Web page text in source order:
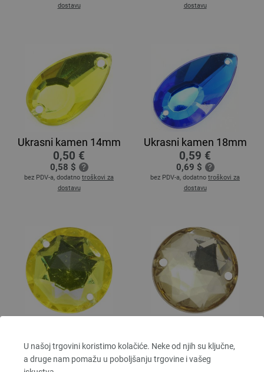
U našoj trgovini koristimo kolačiće. Neke od njih su ključne,
a druge nam pomažu u poboljšanju trgovine i vašeg
dostavu
dostavu
Ukrasni kamen 14mm
0,50 €
0,58 $
bez PDV-a, dodatno troškovi za
dostavu
Ukrasni kamen 18mm
0,59 €
0,69 $
bez PDV-a, dodatno troškovi za
dostavu
44504/18mm
0,59 €
0,69 $
451701/16mm
0,50 €
0,58 $